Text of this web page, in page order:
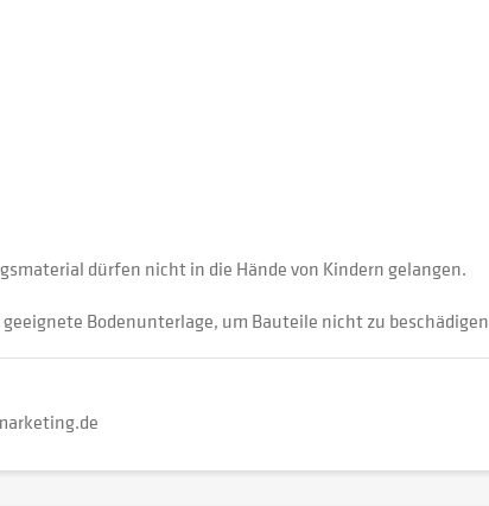
dürfen nicht in die Hände von Kindern gelangen.
Bodenunterlage, um Bauteile nicht zu beschädigen